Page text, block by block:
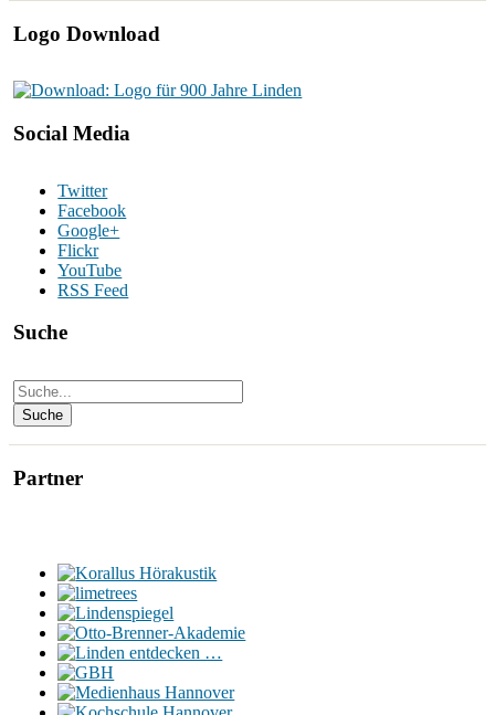
Logo Download
Social Media
Twitter
Facebook
Google+
Flickr
YouTube
RSS Feed
Suche
Partner